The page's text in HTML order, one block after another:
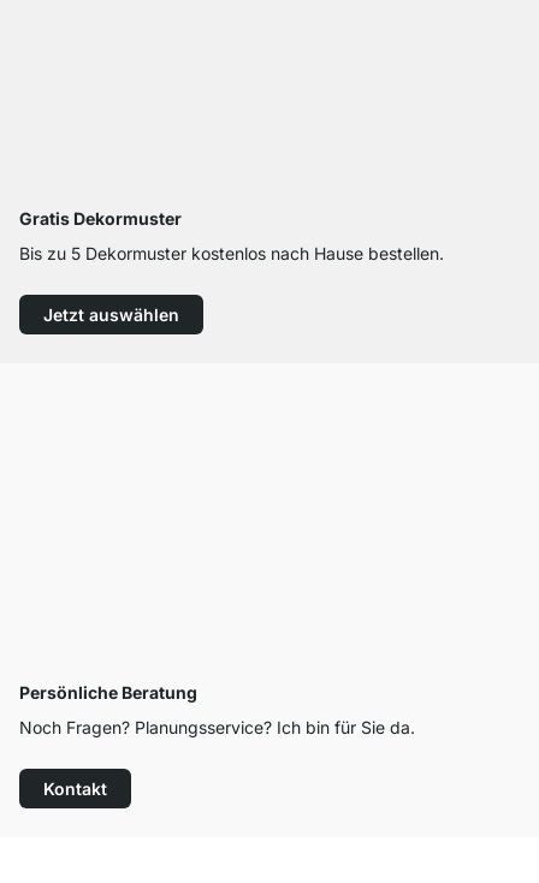
Gratis Dekormuster
Bis zu 5 Dekormuster kostenlos nach Hause bestellen.
Jetzt auswählen
Persönliche Beratung
Noch Fragen? Planungsservice? Ich bin für Sie da.
Kontakt